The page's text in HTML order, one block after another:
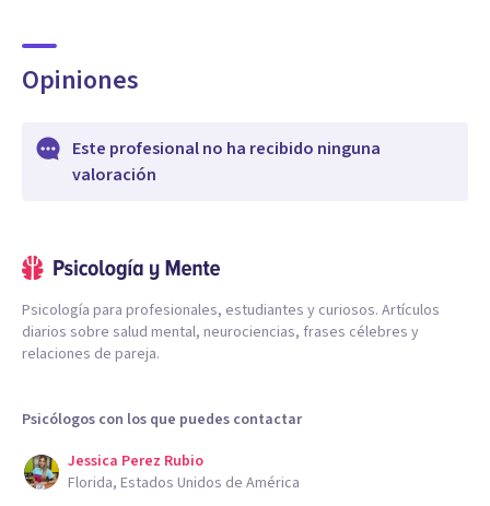
Opiniones
Este profesional no ha recibido ninguna
valoración
Psicología para profesionales, estudiantes y curiosos. Artículos
diarios sobre salud mental, neurociencias, frases célebres y
relaciones de pareja.
Psicólogos con los que puedes contactar
Jessica Perez Rubio
Florida, Estados Unidos de América